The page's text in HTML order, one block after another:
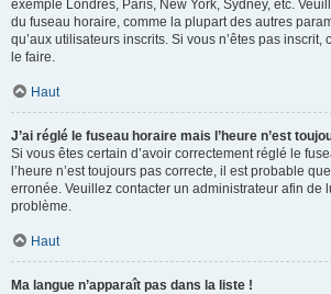
exemple Londres, Paris, New York, Sydney, etc.
du fuseau horaire, comme la plupart des autres
qu’aux utilisateurs inscrits. Si vous n’êtes pas inscrit,
le faire.
Haut
J’ai réglé le fuseau horaire mais l’heure n’est
Si vous êtes certain d’avoir correctement réglé le
l’heure n’est toujours pas correcte, il est probable
erronée. Veuillez contacter un administrateur afin de
problème.
Haut
Ma langue n’apparaît pas dans la liste !